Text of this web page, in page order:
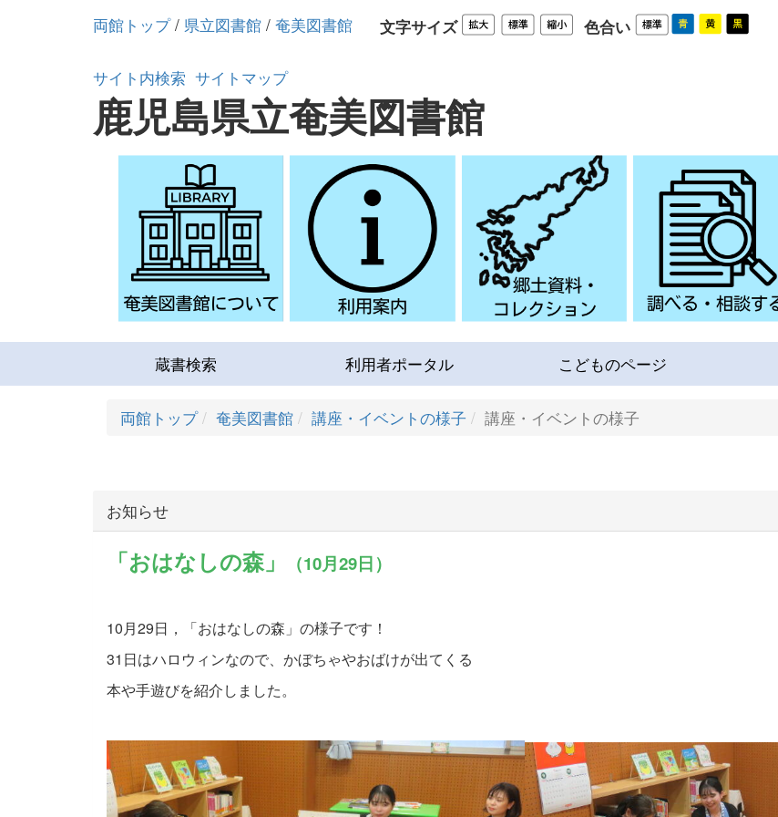
両館トップ/ 県立図書館 / 奄美図書館 文字サイズ 色合い
サイト内検索 サイトマップ
鹿児島県立奄美図書館
蔵書検索 利用者ポータル こどものページ
両館トップ 奄美図書館 講座・イベントの様子 講座・イベントの様子
お知らせ
「おはなしの森」 （10月29日）
10月29日，「おはなしの森」の様子です！
31日はハロウィンなので、かぼちゃやおばけが出てくる
本や手遊びを紹介しました。